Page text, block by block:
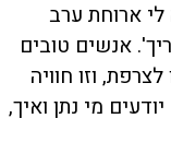
ארוחת ערב
אנשים טובים
וזו חוויה
מי נתן ואיך,